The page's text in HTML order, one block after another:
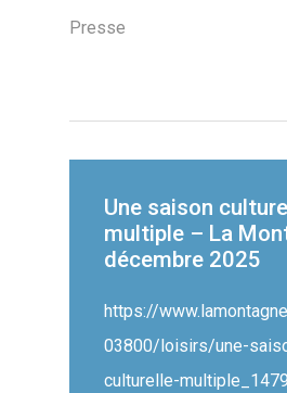
Presse
Une saison
multiple – La
décembre 2025
https://
03800/loisirs/une-
culturelle-